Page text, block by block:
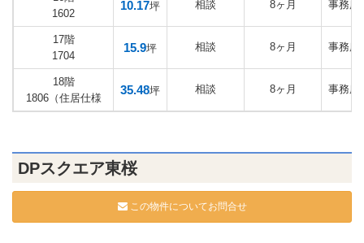
1602
10.17坪 相談 8ヶ月 事務所
17階
1704
15.9坪 相談 8ヶ月 事務所
18階
1806（住居仕様
35.48坪 相談 8ヶ月 事務所
DPスクエア東桜
この物件についてお問合せ